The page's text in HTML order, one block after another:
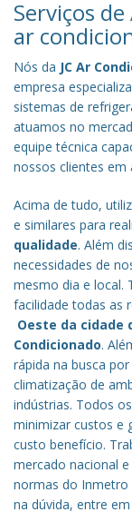
Serviços
ar
Nós da JC Ar
empresa
sistemas de
atuamos no
equipe técnica
nossos clientes em
Acima de tudo,
e similares para
qualidade. Além
necessidades de
mesmo dia e local.
facilidade todas as
Oeste da cidade
Condicionado.
rápida na busca
climatização de
indústrias. Todos
minimizar custos e
custo benefício.
mercado nacional
normas do Inmetro
na dúvida, entre